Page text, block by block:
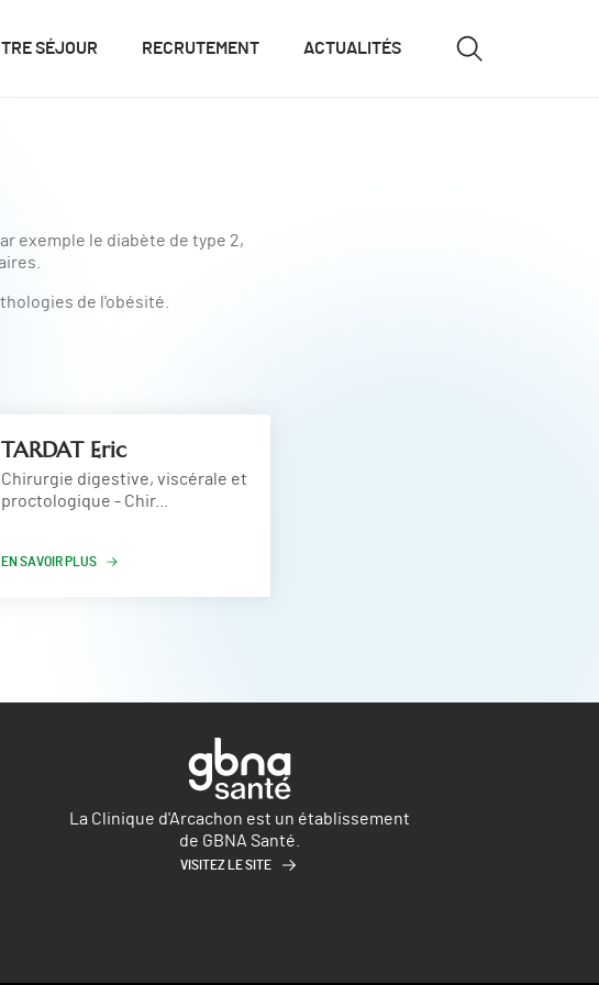
SÉJOUR RECRUTEMENT ACTUALITÉS
exemple le diabète de type 2,
de l'obésité.
TARDAT Eric
Chirurgie digestive, viscérale et
proctologique - Chir...
EN SAVOIR PLUS
La Clinique d'Arcachon est un établissement
de GBNA Santé.
VISITEZ LE SITE